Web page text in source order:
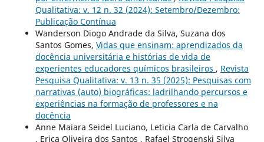
Qualitativa: v. 12 n. 32 (2024): Setembro/Dezembro:
Publicação Contínua
Wanderson Diogo Andrade da Silva, Suzana dos
Santos Gomes, Vidas que ensinam: aprendizados da
docência universitária e histórias de vida de
experientes educadores químicos brasileiros , Revista
Pesquisa Qualitativa: v. 13 n. 35 (2025): Pesquisas com
narrativas (auto) biográficas: ladrilhando percursos e
experiências na formação de professores e na
docência
Anne Maiara Seidel Luciano, Leticia Carla de Carvalho
, Erica Oliveira dos Santos , Rafael Strogenski Silva